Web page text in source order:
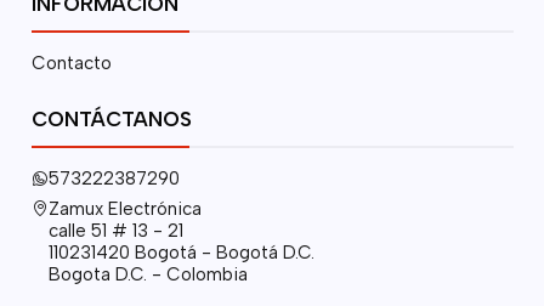
Contacto
CONTÁCTANOS
573222387290
Zamux Electrónica
calle 51 # 13 - 21
110231420 Bogotá - Bogotá D.C.
Bogota D.C. - Colombia